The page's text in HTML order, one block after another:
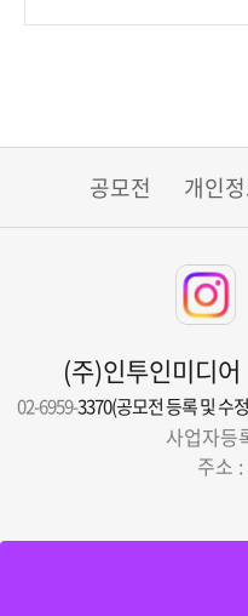
공모전 개인
(주)인투인미디어
02-6959-3370(공모전 등록 및 수
사업자
주소